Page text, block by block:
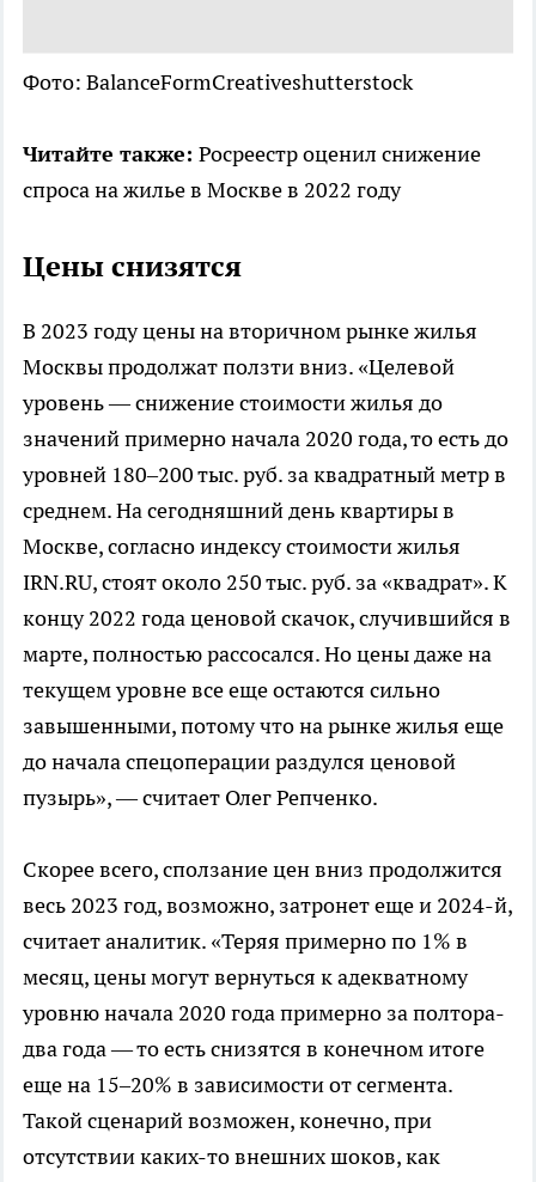
Фото: BalanceFormCreativeshutterstock
Читайте также: Росреестр оценил снижение
спроса на жилье в Москве в 2022 году
Цены снизятся
В 2023 году цены на вторичном рынке жилья
Москвы продолжат ползти вниз. «Целевой
уровень — снижение стоимости жилья до
значений примерно начала 2020 года, то есть до
уровней 180–200 тыс. руб. за квадратный метр в
среднем. На сегодняшний день квартиры в
Москве, согласно индексу стоимости жилья
IRN.RU, стоят около 250 тыс. руб. за «квадрат». К
концу 2022 года ценовой скачок, случившийся в
марте, полностью рассосался. Но цены даже на
текущем уровне все еще остаются сильно
завышенными, потому что на рынке жилья еще
до начала спецоперации раздулся ценовой
пузырь», — считает Олег Репченко.
Скорее всего, сползание цен вниз продолжится
весь 2023 год, возможно, затронет еще и 2024-й,
считает аналитик. «Теряя примерно по 1% в
месяц, цены могут вернуться к адекватному
уровню начала 2020 года примерно за полтора-
два года — то есть снизятся в конечном итоге
еще на 15–20% в зависимости от сегмента.
Такой сценарий возможен, конечно, при
отсутствии каких-то внешних шоков, как